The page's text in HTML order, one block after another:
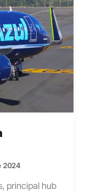
2024
principal hub